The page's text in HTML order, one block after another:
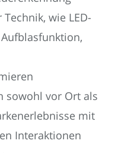
wie LED-
sowohl vor Ort als
mit
Interaktionen